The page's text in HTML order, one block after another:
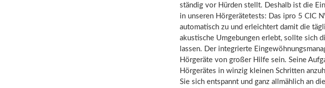
ständig vor Hürden stellt. Deshalb ist die
in unseren Hörgerätetests: Das ipro 5 CIC
automatisch zu und erleichtert damit die
akustische Umgebungen erlebt, sollte sich
lassen. Der integrierte
Hörgeräte von großer Hilfe sein. Seine
Hörgerätes in winzig kleinen Schritten
Sie sich entspannt und ganz allmählich an